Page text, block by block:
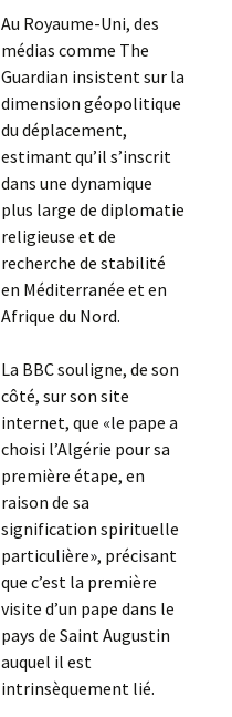
Au Royaume-Uni, des
médias comme The
Guardian insistent sur la
dimension géopolitique
du déplacement,
estimant qu’il s’inscrit
dans une dynamique
plus large de diplomatie
religieuse et de
recherche de stabilité
en Méditerranée et en
Afrique du Nord.
La BBC souligne, de son
côté, sur son site
internet, que «le pape a
choisi l’Algérie pour sa
première étape, en
raison de sa
signification spirituelle
particulière», précisant
que c’est la première
visite d’un pape dans le
pays de Saint Augustin
auquel il est
intrinsèquement lié.